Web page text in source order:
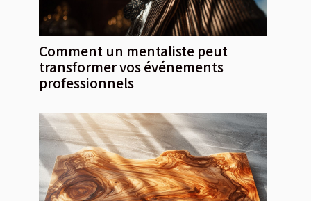
Comment un mentaliste peut
transformer vos événements
professionnels